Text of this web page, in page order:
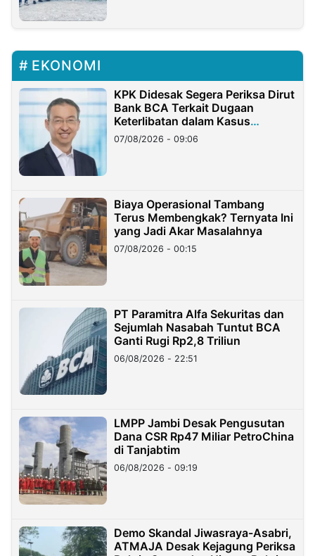
EKONOMI
KPK Didesak Segera Periksa Dirut
Bank BCA Terkait Dugaan
Keterlibatan dalam Kasus
Hilangnya Dana Nasabah Rp2,58
Miliar
07/08/2026 - 09:06
Biaya Operasional Tambang
Terus Membengkak? Ternyata Ini
yang Jadi Akar Masalahnya
07/08/2026 - 00:15
PT Paramitra Alfa Sekuritas dan
Sejumlah Nasabah Tuntut BCA
Ganti Rugi Rp2,8 Triliun
06/08/2026 - 22:51
LMPP Jambi Desak Pengusutan
Dana CSR Rp47 Miliar PetroChina
di Tanjabtim
06/08/2026 - 09:19
Demo Skandal Jiwasraya-Asabri,
ATMAJA Desak Kejagung Periksa